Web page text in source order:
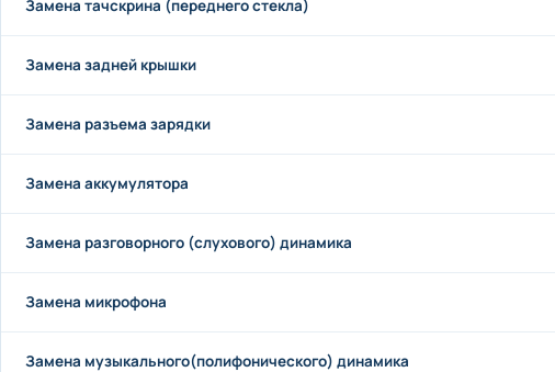
Замена тачскрина (переднего стекла)
Замена задней крышки
Замена разъема зарядки
Замена аккумулятора
Замена разговорного (слухового) динамика
Замена микрофона
Замена музыкального(полифонического) динамика